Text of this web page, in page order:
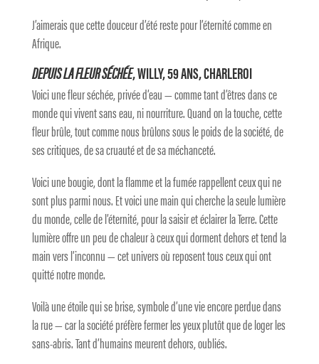
J’aimerais que cette douceur d’été reste pour l’éternité comme en
Afrique.
DEPUIS LA FLEUR SÉCHÉE, WILLY, 59 ANS, CHARLEROI
Voici une fleur séchée, privée d’eau — comme tant d’êtres dans ce
monde qui vivent sans eau, ni nourriture. Quand on la touche, cette
fleur brûle, tout comme nous brûlons sous le poids de la société, de
ses critiques, de sa cruauté et de sa méchanceté.
Voici une bougie, dont la flamme et la fumée rappellent ceux qui ne
sont plus parmi nous. Et voici une main qui cherche la seule lumière
du monde, celle de l’éternité, pour la saisir et éclairer la Terre. Cette
lumière offre un peu de chaleur à ceux qui dorment dehors et tend la
main vers l’inconnu — cet univers où reposent tous ceux qui ont
quitté notre monde.
Voilà une étoile qui se brise, symbole d’une vie encore perdue dans
la rue — car la société préfère fermer les yeux plutôt que de loger les
sans-abris. Tant d’humains meurent dehors, oubliés.